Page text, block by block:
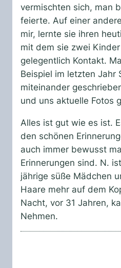
vermischten sich, man
feierte. Auf einer
mir, lernte sie ihren
mit dem sie zwei
gelegentlich Kontakt.
Beispiel im letzten Jahr
miteinander
und uns aktuelle Fotos
Alles ist gut wie es ist.
den schönen
auch immer bewusst
Erinnerungen sind. N.
jährige süße Mädchen
Haare mehr auf dem
Nacht, vor 31 Jahren,
Nehmen.